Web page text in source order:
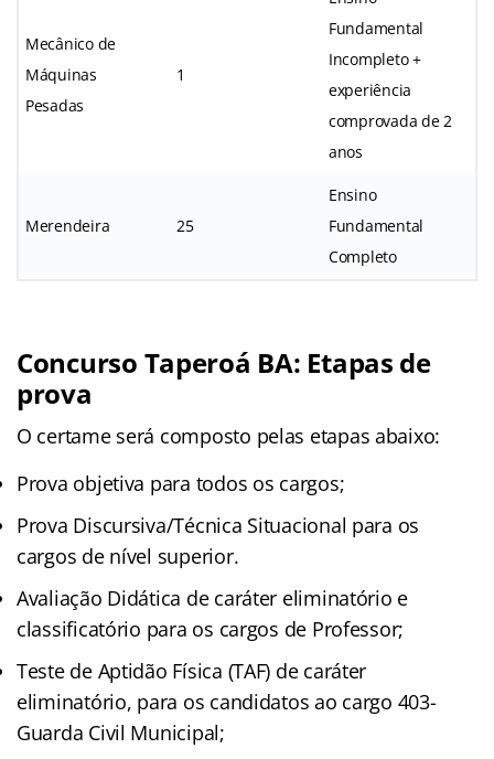
Mecânico de
Máquinas
Pesadas
1
Fundamental
Incompleto +
experiência
comprovada de 2
anos
Merendeira 25
Ensino
Fundamental
Completo
Concurso Taperoá BA: Etapas de
prova
O certame será composto pelas etapas abaixo:
Prova objetiva para todos os cargos;
Prova Discursiva/Técnica Situacional para os
cargos de nível superior.
Avaliação Didática de caráter eliminatório e
classificatório para os cargos de Professor;
Teste de Aptidão Física (TAF) de caráter
eliminatório, para os candidatos ao cargo 403-
Guarda Civil Municipal;